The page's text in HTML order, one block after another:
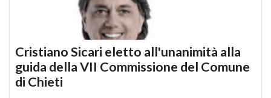
Cristiano Sicari eletto all'unanimità alla
guida della VII Commissione del Comune
di Chieti